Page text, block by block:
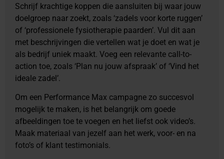
Schrijf krachtige koppen die aansluiten bij waar jouw
doelgroep naar zoekt, zoals ‘zadels voor korte ruggen’
of ‘professionele fysiotherapie paarden’. Vul dit aan
met beschrijvingen die vertellen wat je doet en wat je
als bedrijf uniek maakt. Voeg een relevante call-to-
action toe, zoals ‘Plan nu jouw afspraak’ of ‘Vind het
ideale zadel’.
Om een Performance Max campagne zo succesvol
mogelijk te maken, is het belangrijk om goede
afbeeldingen toe te voegen en het liefst ook video’s.
Maak materiaal van jezelf aan het werk, voor- en na
foto’s of klant testimonials.